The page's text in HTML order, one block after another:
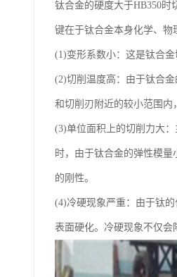
钛合金的硬度大于HB350时
键在于钛合金本身化学、物
(1)变形系数小：这是钛合
(2)切削温度高：由于钛合
和切削刃附近的较小范围内
(3)单位面积上的切削力大
时，由于钛合金的弹性模
的刚性。
(4)冷硬现象严重：由于钛
表面硬化。冷硬现象不仅会